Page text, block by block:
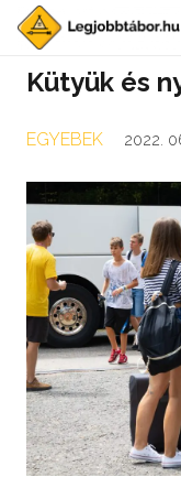
Kütyük és
EGYEBEK 2022.